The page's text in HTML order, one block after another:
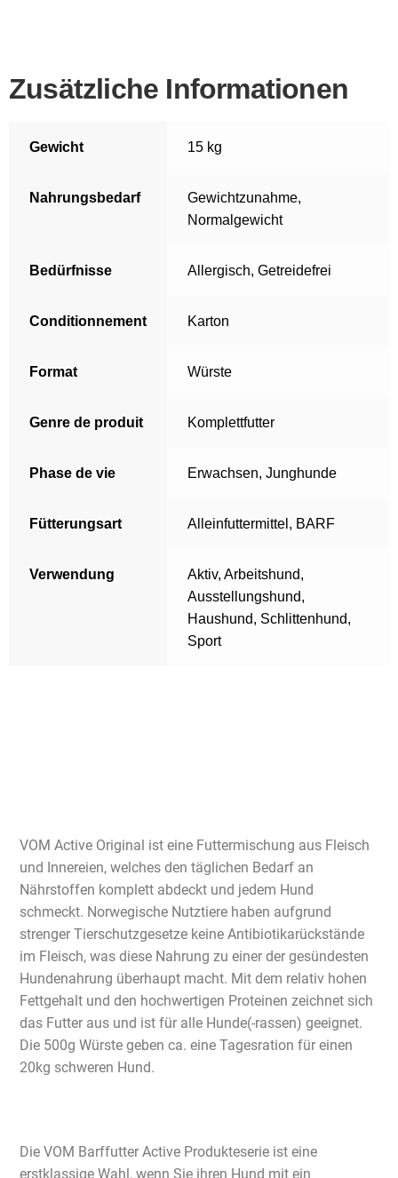
Zusätzliche Informationen
Gewicht 15 kg
Nahrungsbedarf Gewichtzunahme,
Normalgewicht
Bedürfnisse Allergisch, Getreidefrei
Conditionnement Karton
Format Würste
Genre de produit Komplettfutter
Phase de vie Erwachsen, Junghunde
Fütterungsart Alleinfuttermittel , BARF
Verwendung Aktiv, Arbeitshund,
Ausstellungshund,
Haushund, Schlittenhund,
Sport
VOM Active Original ist eine Futtermischung aus Fleisch
und Innereien, welches den täglichen Bedarf an
Nährstoffen komplett abdeckt und jedem Hund
schmeckt. Norwegische Nutztiere haben aufgrund
strenger Tierschutzgesetze keine Antibiotikarückstände
im Fleisch, was diese Nahrung zu einer der gesündesten
Hundenahrung überhaupt macht. Mit dem relativ hohen
Fettgehalt und den hochwertigen Proteinen zeichnet sich
das Futter aus und ist für alle Hunde(-rassen) geeignet.
Die 500g Würste geben ca. eine Tagesration für einen
20kg schweren Hund.
Die VOM Barffutter Active Produkteserie ist eine
erstklassige Wahl, wenn Sie ihren Hund mit ein